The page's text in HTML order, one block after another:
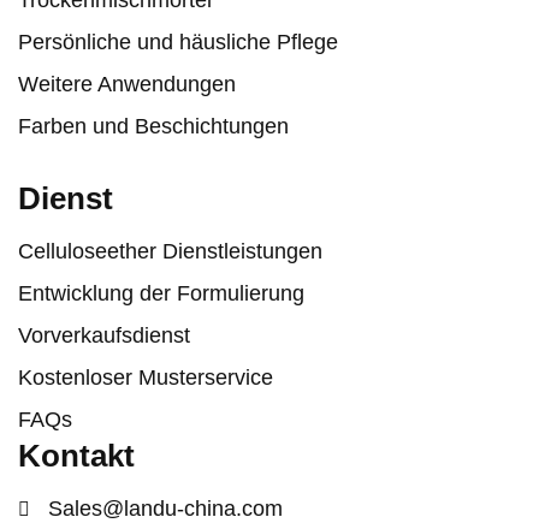
Persönliche und häusliche Pflege
Weitere Anwendungen
Farben und Beschichtungen
Dienst
Celluloseether Dienstleistungen
Entwicklung der Formulierung
Vorverkaufsdienst
Kostenloser Musterservice
FAQs
Kontakt
Sales@landu-china.com